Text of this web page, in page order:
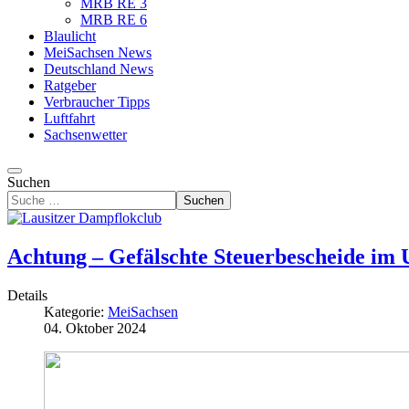
MRB RE 3
MRB RE 6
Blaulicht
MeiSachsen News
Deutschland News
Ratgeber
Verbraucher Tipps
Luftfahrt
Sachsenwetter
Suchen
Suchen
Achtung – Gefälschte Steuerbescheide im
Details
Kategorie: MeiSachsen
04. Oktober 2024